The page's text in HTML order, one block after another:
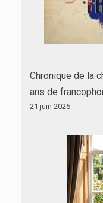
Chronique de la
ans de
21 juin 2026